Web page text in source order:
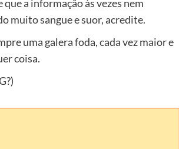
a informação às vezes nem
muito sangue e suor, acredite.
uma galera foda, cada vez maior e
coisa.